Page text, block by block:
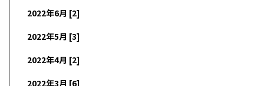
2022年6月 [2]
2022年5月 [3]
2022年4月 [2]
2022年3月 [6]